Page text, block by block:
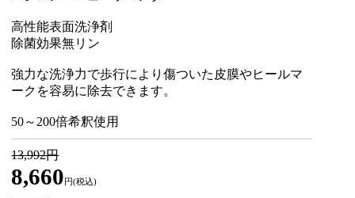
高性能表面洗浄剤
除菌効果無リン
強力な洗浄力で歩行により傷ついた皮膜やヒールマ
ークを容易に除去できます。
50～200倍希釈使用
13,992円
8,660 円(税込)